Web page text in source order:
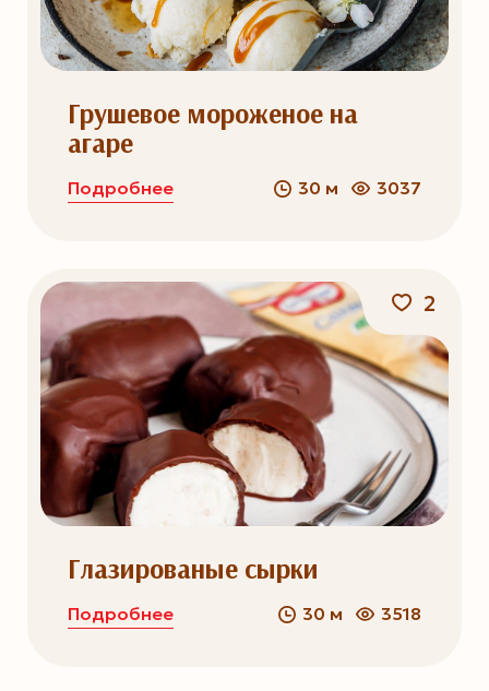
Грушевое мороженое на
агаре
Подробнее 30 м 3037
2
Глазированые сырки
Подробнее 30 м 3518